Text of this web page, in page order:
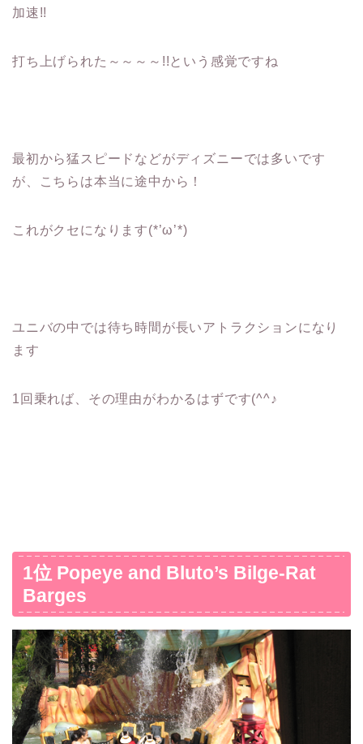
加速!!
打ち上げられた～～～～!!という感覚ですね
最初から猛スピードなどがディズニーでは多いです
が、こちらは本当に途中から！
これがクセになります(*’ω’*)
ユニバの中では待ち時間が長いアトラクションになり
ます
1回乗れば、その理由がわかるはずです(^^♪
1位 Popeye and Bluto’s Bilge-Rat
Barges